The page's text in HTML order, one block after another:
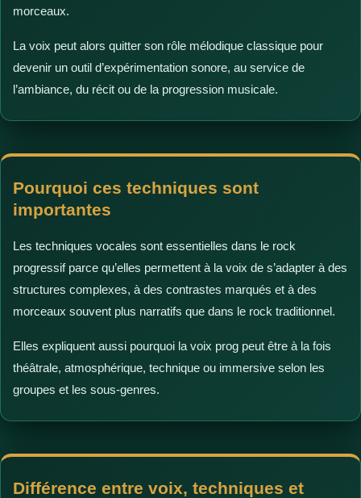
morceaux.
La voix peut alors quitter son rôle mélodique classique pour
devenir un outil d’expérimentation sonore, au service de
l’ambiance, du récit ou de la progression musicale.
Pourquoi ces techniques sont
importantes
Les techniques vocales sont essentielles dans le rock
progressif parce qu’elles permettent à la voix de s’adapter à des
structures complexes, à des contrastes marqués et à des
morceaux souvent plus narratifs que dans le rock traditionnel.
Elles expliquent aussi pourquoi la voix prog peut être à la fois
théâtrale, atmosphérique, technique ou immersive selon les
groupes et les sous-genres.
Différence entre voix, techniques et